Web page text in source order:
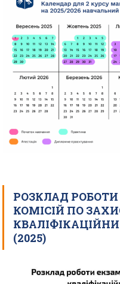
РОЗКЛАД
КОМІСІЙ ПО
(2025)